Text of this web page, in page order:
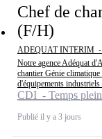
Chef de
(F/H)
ADEQUAT INTERIM -
Notre agence Adéquat
chantier Génie
d'équipements
CDI - Temps plein
Publié il y a 3 jours